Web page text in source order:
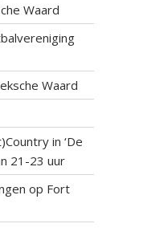
Waard
Waard
in ‘De
21-23 uur
op Fort